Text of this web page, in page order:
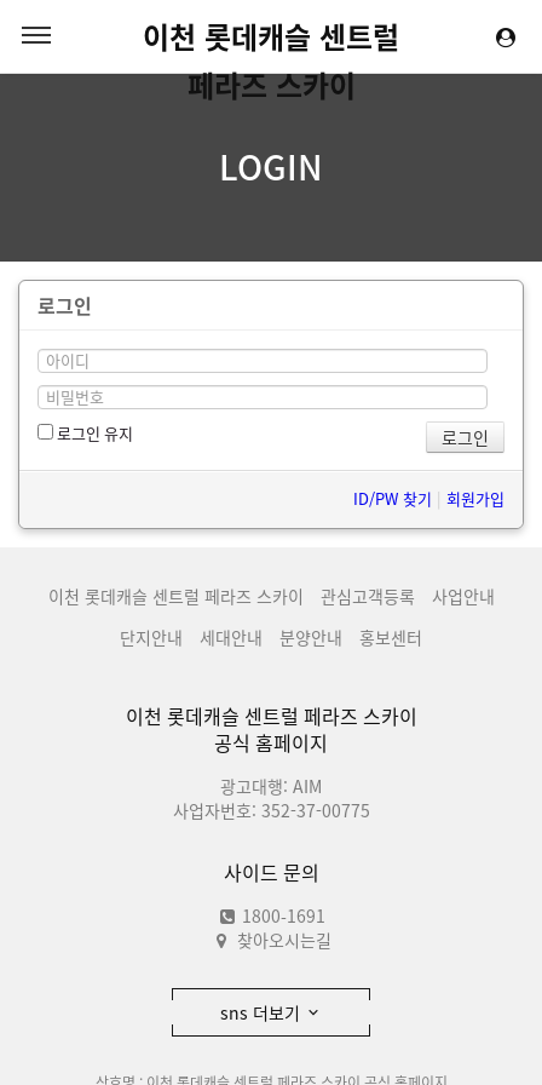
이천 롯데캐슬 센트럴
페라즈 스카이
LOGIN
로그인
로그인 유지
ID/PW 찾기 | 회원가입
이천 롯데캐슬 센트럴 페라즈 스카이 관심고객등록
사업안내
단지안내
세대안내 분양안내 홍보센터
이천 롯데캐슬 센트럴 페라즈 스카이
공식 홈페이지
광고대행: AIM
사업자번호: 352-37-00775
사이드 문의
1800-1691
찾아오시는길
sns 더보기